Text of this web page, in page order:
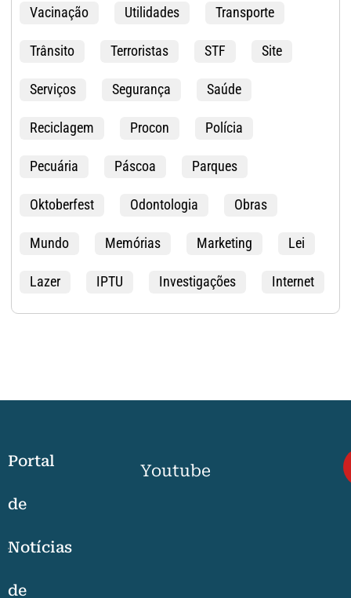
Vacinação Utilidades Transporte
Trânsito Terroristas STF Site
Serviços Segurança Saúde
Reciclagem Procon Polícia
Pecuária Páscoa Parques
Oktoberfest Odontologia Obras
Mundo Memórias Marketing Lei
Lazer IPTU Investigações Internet
Portal
de
Notícias
de
Youtube